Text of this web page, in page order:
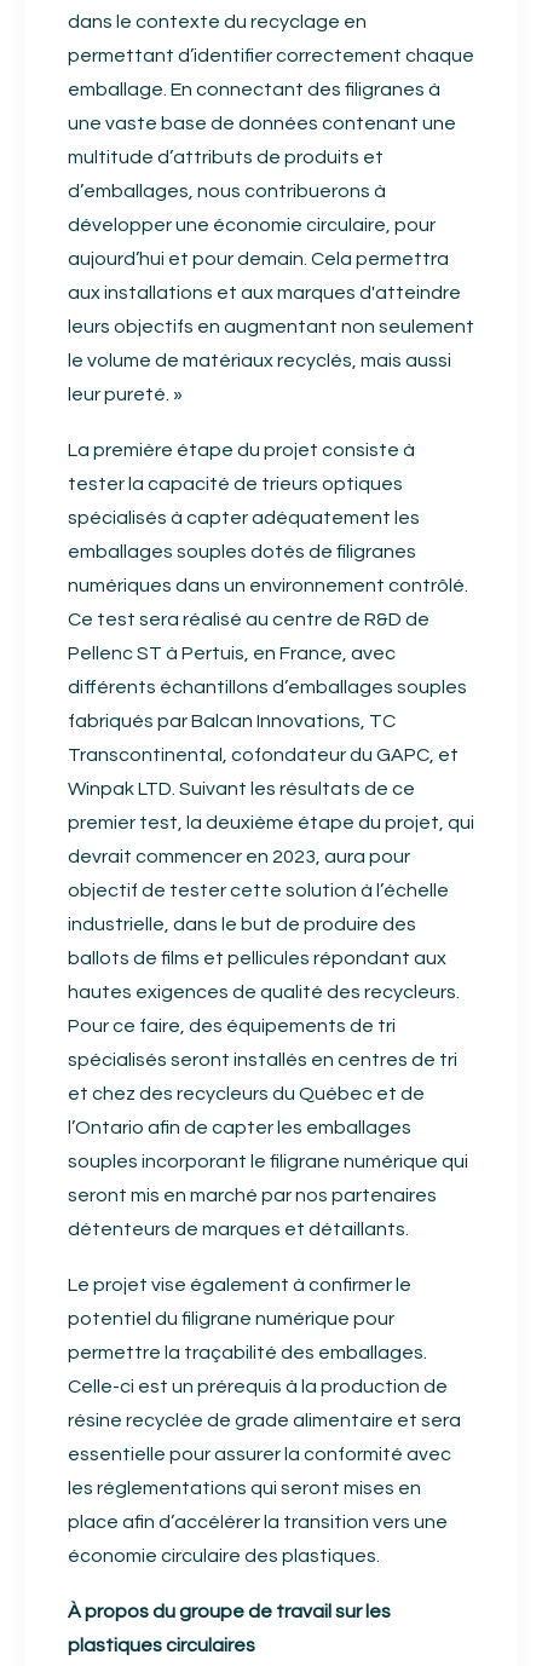
dans le contexte du recyclage en
permettant d’identifier correctement chaque
emballage. En connectant des filigranes à
une vaste base de données contenant une
multitude d’attributs de produits et
d’emballages, nous contribuerons à
développer une économie circulaire, pour
aujourd’hui et pour demain. Cela permettra
aux installations et aux marques d'atteindre
leurs objectifs en augmentant non seulement
le volume de matériaux recyclés, mais aussi
leur pureté. »
La première étape du projet consiste à
tester la capacité de trieurs optiques
spécialisés à capter adéquatement les
emballages souples dotés de filigranes
numériques dans un environnement contrôlé.
Ce test sera réalisé au centre de R&D de
Pellenc ST à Pertuis, en France, avec
différents échantillons d’emballages souples
fabriqués par Balcan Innovations, TC
Transcontinental, cofondateur du GAPC, et
Winpak LTD. Suivant les résultats de ce
premier test, la deuxième étape du projet, qui
devrait commencer en 2023, aura pour
objectif de tester cette solution à l’échelle
industrielle, dans le but de produire des
ballots de films et pellicules répondant aux
hautes exigences de qualité des recycleurs.
Pour ce faire, des équipements de tri
spécialisés seront installés en centres de tri
et chez des recycleurs du Québec et de
l’Ontario afin de capter les emballages
souples incorporant le filigrane numérique qui
seront mis en marché par nos partenaires
détenteurs de marques et détaillants.
Le projet vise également à confirmer le
potentiel du filigrane numérique pour
permettre la traçabilité des emballages.
Celle-ci est un prérequis à la production de
résine recyclée de grade alimentaire et sera
essentielle pour assurer la conformité avec
les réglementations qui seront mises en
place afin d’accélérer la transition vers une
économie circulaire des plastiques.
À propos du groupe de travail sur les
plastiques circulaires